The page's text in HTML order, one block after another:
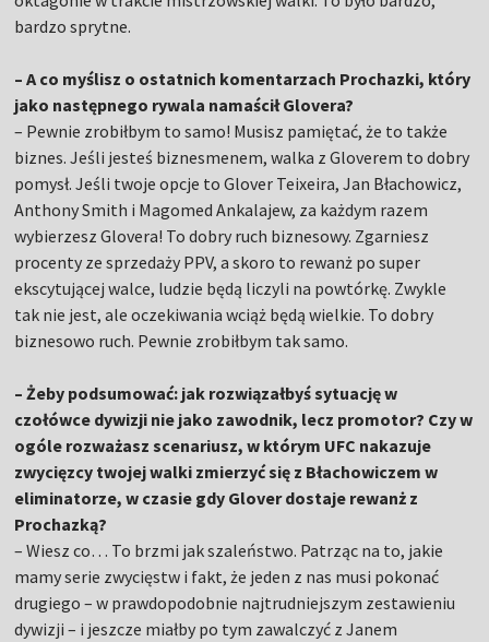
bardzo sprytne.
– A co myślisz o ostatnich komentarzach Prochazki, który
jako następnego rywala namaścił Glovera?
– Pewnie zrobiłbym to samo! Musisz pamiętać, że to także
biznes. Jeśli jesteś biznesmenem, walka z Gloverem to dobry
pomysł. Jeśli twoje opcje to Glover Teixeira, Jan Błachowicz,
Anthony Smith i Magomed Ankalajew, za każdym razem
wybierzesz Glovera! To dobry ruch biznesowy. Zgarniesz
procenty ze sprzedaży PPV, a skoro to rewanż po super
ekscytującej walce, ludzie będą liczyli na powtórkę. Zwykle
tak nie jest, ale oczekiwania wciąż będą wielkie. To dobry
biznesowo ruch. Pewnie zrobiłbym tak samo.
– Żeby podsumować: jak rozwiązałbyś sytuację w
czołówce dywizji nie jako zawodnik, lecz promotor? Czy w
ogóle rozważasz scenariusz, w którym UFC nakazuje
zwycięzcy twojej walki zmierzyć się z Błachowiczem w
eliminatorze, w czasie gdy Glover dostaje rewanż z
Prochazką?
– Wiesz co… To brzmi jak szaleństwo. Patrząc na to, jakie
mamy serie zwycięstw i fakt, że jeden z nas musi pokonać
drugiego – w prawdopodobnie najtrudniejszym zestawieniu
dywizji – i jeszcze miałby po tym zawalczyć z Janem